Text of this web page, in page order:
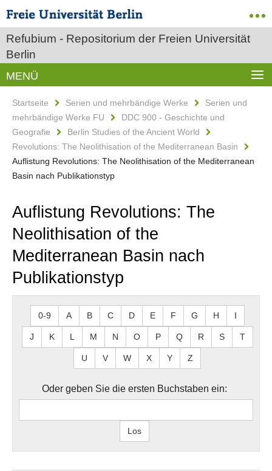
Refubium - Repositorium der Freien Universität
Berlin
MENÜ
Startseite Serien und mehrbändige Werke
Serien und
mehrbändige Werke FU
DDC 900 - Geschichte und
Geografie
Berlin Studies of the Ancient World
Revolutions: The Neolithisation of the Mediterranean Basin
Auflistung Revolutions: The Neolithisation of the Mediterranean
Basin nach Publikationstyp
Auflistung Revolutions: The
Neolithisation of the
Mediterranean Basin nach
Publikationstyp
0-9 A B C D E F G H I
J K L M N O P Q R S T
U V W X Y Z
Oder geben Sie die ersten Buchstaben ein: